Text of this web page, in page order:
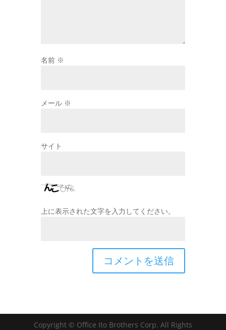
名前 ※
メール ※
サイト
上に表示された文字を入力してください。
Copyright © Office Ito Brothers Corp. All Rights